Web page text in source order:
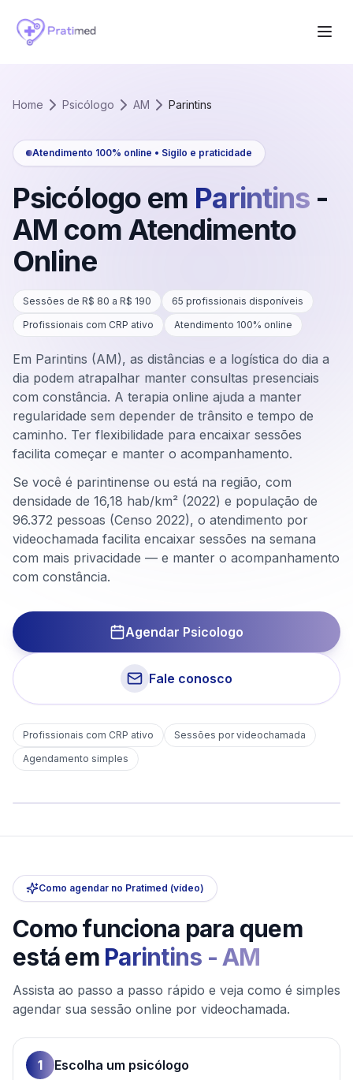
Home Psicólogo AM Parintins
Atendimento 100% online • Sigilo e praticidade
Psicólogo em Parintins -
AM com Atendimento
Online
Sessões de R$ 80 a R$ 190 65 profissionais disponíveis
Profissionais com CRP ativo
Atendimento 100% online
Em Parintins (AM), as distâncias e a logística do dia a
dia podem atrapalhar manter consultas presenciais
com constância. A terapia online ajuda a manter
regularidade sem depender de trânsito e tempo de
caminho. Ter flexibilidade para encaixar sessões
facilita começar e manter o acompanhamento.
Se você é parintinense ou está na região, com
densidade de 16,18 hab/km² (2022) e população de
96.372 pessoas (Censo 2022), o atendimento por
videochamada facilita encaixar sessões na semana
com mais privacidade — e manter o acompanhamento
com constância.
Agendar Psicologo
Fale conosco
Profissionais com CRP ativo
Sessões por videochamada
Agendamento simples
Como agendar no Pratimed (vídeo)
Como funciona para quem
está em Parintins - AM
Assista ao passo a passo rápido e veja como é simples
agendar sua sessão online por videochamada.
1 Escolha um psicólogo